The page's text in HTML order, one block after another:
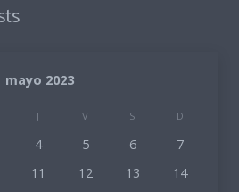
mayo 2023
J V S D
4 5 6
7
11 12 13
14